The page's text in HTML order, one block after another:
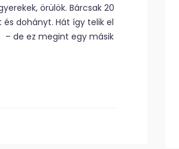
örülök. Bárcsak 20
dohányt. Hát így telik el
– de ez megint egy másik